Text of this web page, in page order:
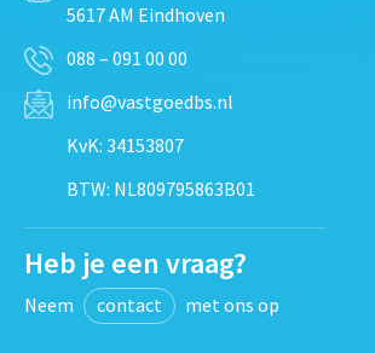
5617 AM Eindhoven
088 – 091 00 00
info@vastgoedbs.nl
KvK: 34153807
BTW: NL809795863B01
Heb je een vraag?
Neem contact met ons op